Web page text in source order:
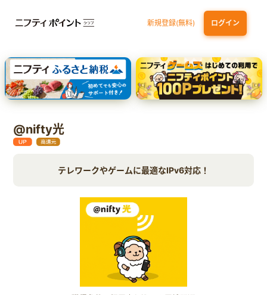
新規登録(無料) ログイン
dカード GOLD 三井住友カード ゴールド（NL）（家族カード発行）
【実質初月無料】DMM | Disney+(ディズニープラス) セットプラン
SBI証券 確定拠出年金（iDeCo）
@nifty光
テレワークやゲームに最適なIPv6対応！